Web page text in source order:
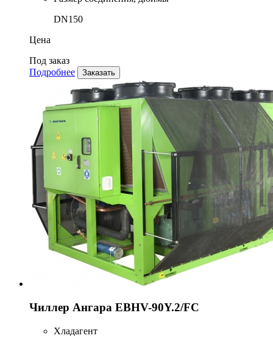
DN150
Цена
Под заказ
Подробнее
Заказать
Чиллер Ангара EBHV-90Y.2/FC
Хладагент